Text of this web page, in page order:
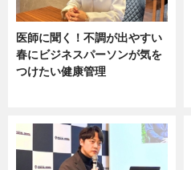
医師に聞く！不調が出やすい
春にビジネスパーソンが気を
つけたい健康管理